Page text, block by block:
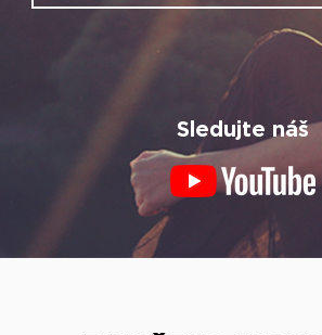
Sledujte náš